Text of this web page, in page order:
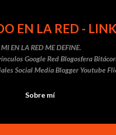
EN LA RED -
MI EN LA RED ME DEFINE.
Google Red Blogosfera
Social Media Blogger Youtube
Sobre mí